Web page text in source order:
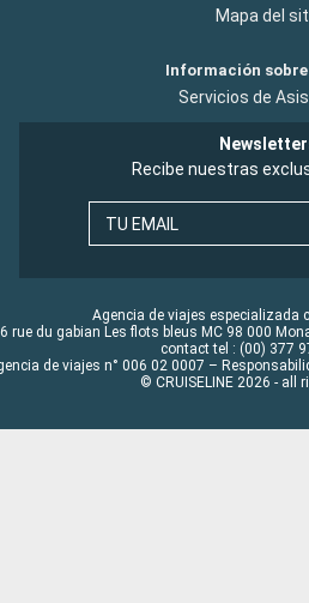
Mapa del
Información
Servicios de
Recibe nuestras
TU EMAIL
Agencia de viajes especializada
rue du gabian Les flots bleus MC 98 000
contact tel : (00) 377
de viajes n° 006 02 0007 –
© CRUISELINE 2026 - all